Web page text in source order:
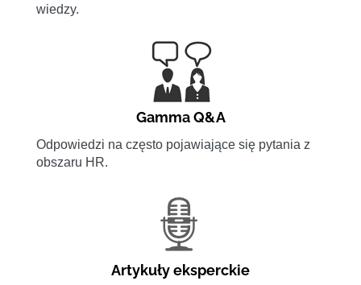
wiedzy.
Gamma Q&A
Odpowiedzi na często pojawiające się pytania z
obszaru HR.
Artykuły eksperckie